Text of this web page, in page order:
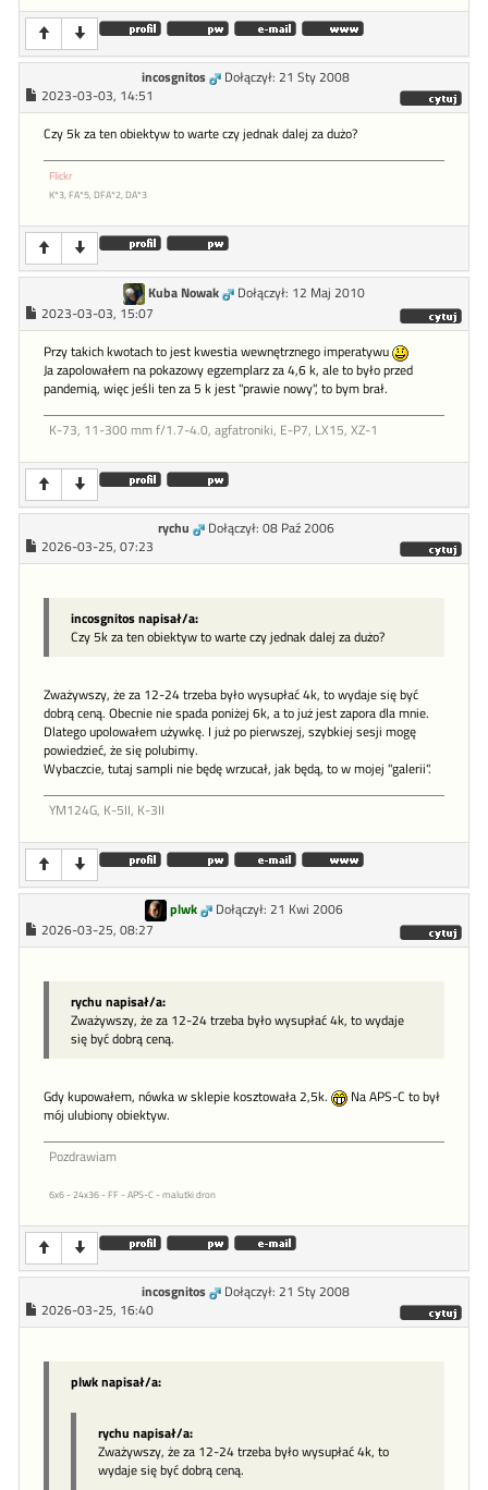
incosgnitos
Dołączył: 21 Sty 2008
2023-03-03, 14:51
Czy 5k za ten obiektyw to warte czy jednak dalej za dużo?
Flickr
K*3, FA*5, DFA*2, DA*3
Kuba Nowak
Dołączył: 12 Maj 2010
2023-03-03, 15:07
Przy takich kwotach to jest kwestia wewnętrznego imperatywu
Ja zapolowałem na pokazowy egzemplarz za 4,6 k, ale to było przed
pandemią, więc jeśli ten za 5 k jest "prawie nowy", to bym brał.
K-73, 11-300 mm f/1.7-4.0, agfatroniki, E-P7, LX15, XZ-1
rychu
Dołączył: 08 Paź 2006
2026-03-25, 07:23
incosgnitos napisał/a:
Czy 5k za ten obiektyw to warte czy jednak dalej za dużo?
Zważywszy, że za 12-24 trzeba było wysupłać 4k, to wydaje się być
dobrą ceną. Obecnie nie spada poniżej 6k, a to już jest zapora dla mnie.
Dlatego upolowałem używkę. I już po pierwszej, szybkiej sesji mogę
powiedzieć, że się polubimy.
Wybaczcie, tutaj sampli nie będę wrzucał, jak będą, to w mojej "galerii".
YM124G, K-5II, K-3II
plwk
Dołączył: 21 Kwi 2006
2026-03-25, 08:27
rychu napisał/a:
Zważywszy, że za 12-24 trzeba było wysupłać 4k, to wydaje
się być dobrą ceną.
Gdy kupowałem, nówka w sklepie kosztowała 2,5k.
Na APS-C to był
mój ulubiony obiektyw.
Pozdrawiam
6x6 - 24x36 - FF - APS-C - malutki dron
incosgnitos
Dołączył: 21 Sty 2008
2026-03-25, 16:40
plwk napisał/a:
rychu napisał/a:
Zważywszy, że za 12-24 trzeba było wysupłać 4k, to
wydaje się być dobrą ceną.